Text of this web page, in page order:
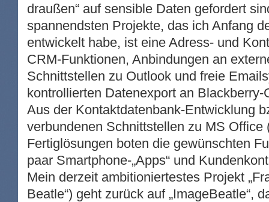
draußen“ auf sensible Daten gefordert
spannendsten Projekte, das ich Anfang
entwickelt habe, ist eine Adress- und
CRM-Funktionen, Anbindungen an
Schnittstellen zu Outlook und freie
kontrollierten Datenexport an Blackberry-
Aus der Kontaktdatenbank-Entwicklung
verbundenen Schnittstellen zu MS Office
Fertiglösungen boten die gewünschten
paar Smartphone-„Apps“ und
Mein derzeit ambitioniertestes Projekt
Beatle“) geht zurück auf „ImageBeatle“,